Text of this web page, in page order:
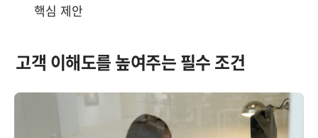
핵심 제안
고객 이해도를 높여주는 필수 조건